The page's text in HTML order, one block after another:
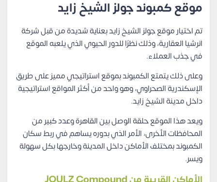
موقع كمبوند جولز الشيخ زايد
تم اختيار موقع جولز الشيخ زايد بعناية شديدة من قبل شركة
انرشيا العقارية، وذلك نظرًا للدور الحيوي الذي يلعبه الموقع
في جذب العملاء.
وعلى ذلك يتمتع الكمبوند بموقع استراتيجي مميز على طريق
الإسكندرية الصحراوي، وهو واحد من أكثر المواقع استراتيجية
داخل مدينة الشيخ زايد.
ويعد هذا الموقع حلقة الوصل بين القاهرة وعدد كبير من
المحافظات الأخرى، الأمر الذي بدوره يساهم في ربط سكان
الكمبوند بمختلف الأماكن داخل المدينة وخارجها بكل سهولة
ويسر.